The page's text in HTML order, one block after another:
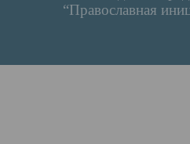
“Православная